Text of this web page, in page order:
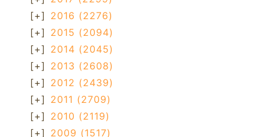
[+] 2016 (2276)
[+] 2015 (2094)
[+] 2014 (2045)
[+] 2013 (2608)
[+] 2012 (2439)
[+] 2011 (2709)
[+] 2010 (2119)
[+] 2009 (1517)